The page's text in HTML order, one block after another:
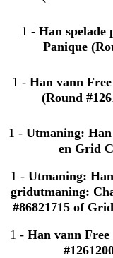
1 - Han spelade
Panique
1 -Han vann
(Round
1 -Utmaning:
en Grid
1 - Utmaning:
gridutmaning:
#86821715 of
1 -Han vann Free